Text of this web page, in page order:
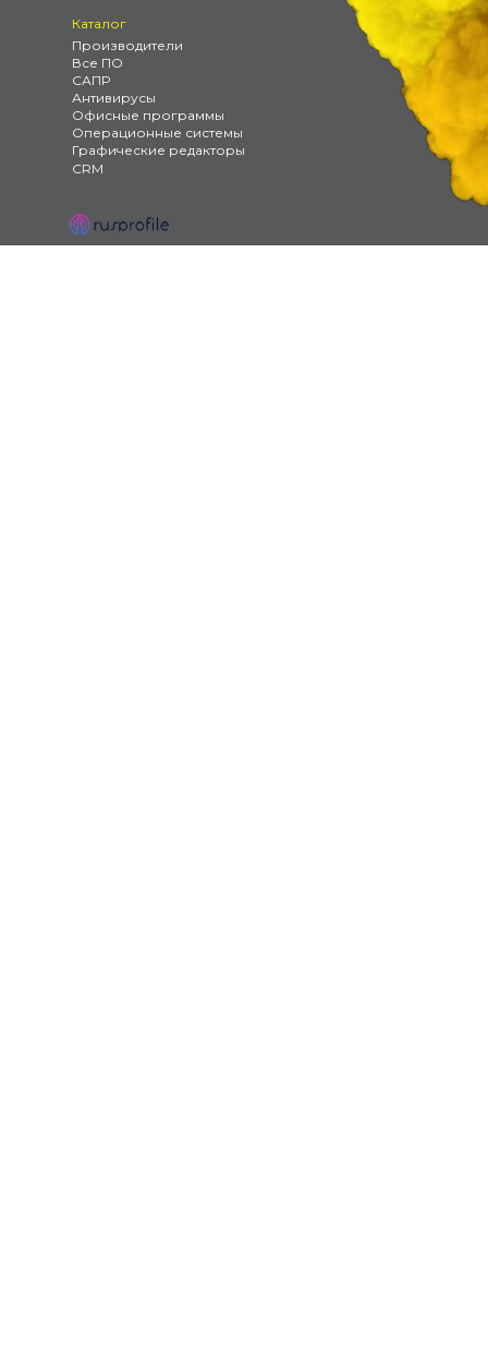
Все ПО
Производители
Антивирусы
Офисные программы
Каталог
Операционные системы
САПР
Графические редакторы
CRM